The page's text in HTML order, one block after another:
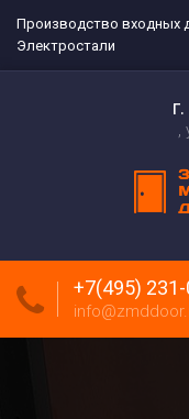
Производство входных
Электростали
+7(495)